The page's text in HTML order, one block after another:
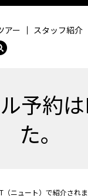
アー スタッフ紹介
予約
た。
ニュート）で紹介されま